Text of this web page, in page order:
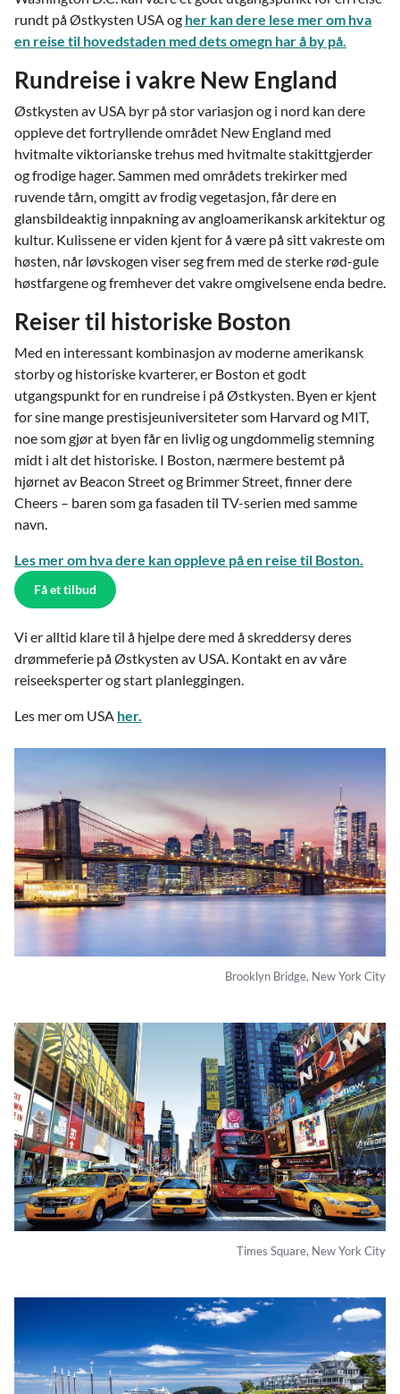
rundt på Østkysten USA og her kan dere lese mer om hva
en reise til hovedstaden med dets omegn har å by på.
Rundreise i vakre New England
Østkysten av USA byr på stor variasjon og i nord kan dere
oppleve det fortryllende området New England med
hvitmalte viktorianske trehus med hvitmalte stakittgjerder
og frodige hager. Sammen med områdets trekirker med
ruvende tårn, omgitt av frodig vegetasjon, får dere en
glansbildeaktig innpakning av angloamerikansk arkitektur og
kultur. Kulissene er viden kjent for å være på sitt vakreste om
høsten, når løvskogen viser seg frem med de sterke rød-gule
høstfargene og fremhever det vakre omgivelsene enda bedre.
Reiser til historiske Boston
Med en interessant kombinasjon av moderne amerikansk
storby og historiske kvarterer, er Boston et godt
utgangspunkt for en rundreise i på Østkysten. Byen er kjent
for sine mange prestisjeuniversiteter som Harvard og MIT,
noe som gjør at byen får en livlig og ungdommelig stemning
midt i alt det historiske. I Boston, nærmere bestemt på
hjørnet av Beacon Street og Brimmer Street, finner dere
Cheers – baren som ga fasaden til TV-serien med samme
navn.
Les mer om hva dere kan oppleve på en reise til Boston.
Få et tilbud
Vi er alltid klare til å hjelpe dere med å skreddersy deres
drømmeferie på Østkysten av USA. Kontakt en av våre
reiseeksperter og start planleggingen.
Les mer om USA her.
Brooklyn Bridge, New York City
Times Square, New York City